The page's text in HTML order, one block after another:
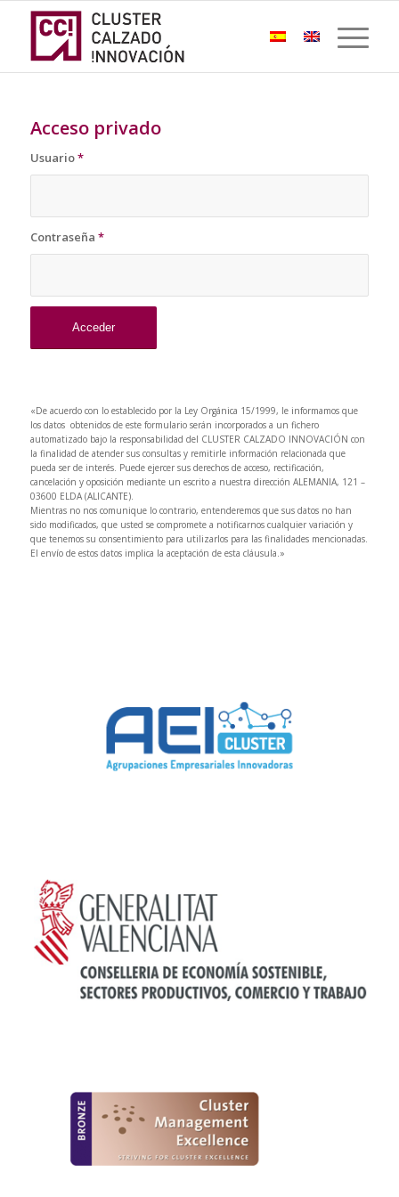
Acceso privado
Usuario*
Contraseña *
«De acuerdo con lo establecido por la Ley Orgánica 15/1999, le informamos que
los datos obtenidos de este formulario serán incorporados a un fichero
automatizado bajo la responsabilidad del CLUSTER CALZADO INNOVACIÓN con
la finalidad de atender sus consultas y remitirle información relacionada que
pueda ser de interés. Puede ejercer sus derechos de acceso, rectificación,
cancelación y oposición mediante un escrito a nuestra dirección ALEMANIA, 121 –
03600 ELDA (ALICANTE).
Mientras no nos comunique lo contrario, entenderemos que sus datos no han
sido modificados, que usted se compromete a notificarnos cualquier variación y
que tenemos su consentimiento para utilizarlos para las finalidades mencionadas.
El envío de estos datos implica la aceptación de esta cláusula.»